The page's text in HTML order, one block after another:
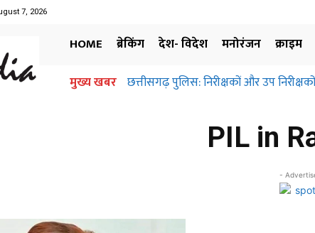
7, 2026
HOME ब्रेकिंग देश- विदेश मनोरंजन क्राइम
मुख्य खबर छत्तीसगढ़ पुलिस: निरीक्षकों और उप
PIL in
-